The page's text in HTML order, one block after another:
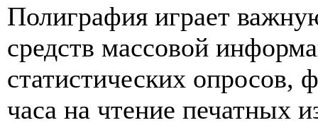
Полиграфия играет
средств массовой
статистических опросов,
часа на чтение печатных